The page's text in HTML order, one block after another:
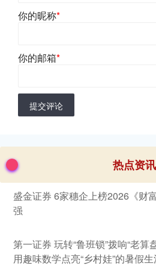
你的昵称*
你的邮箱*
提交评论
热点资讯
盛金证券 6家穗企上榜2026《财
强
第一证券 玩转“鲁班锁”拨响“老算
用趣味数学点亮“乡村娃”的暑假